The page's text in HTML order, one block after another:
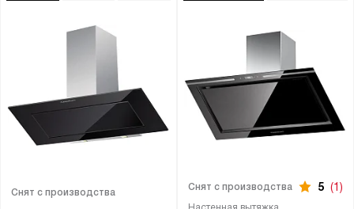
Снят с производства
Снят с производства 5 (1)